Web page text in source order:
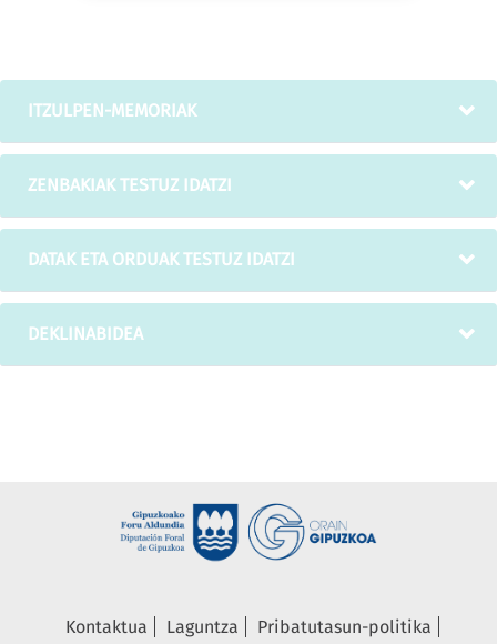
ITZULPEN-MEMORIAK
ZENBAKIAK TESTUZ IDATZI
DATAK ETA ORDUAK TESTUZ IDATZI
DEKLINABIDEA
Kontaktua Laguntza
Pribatutasun-politika